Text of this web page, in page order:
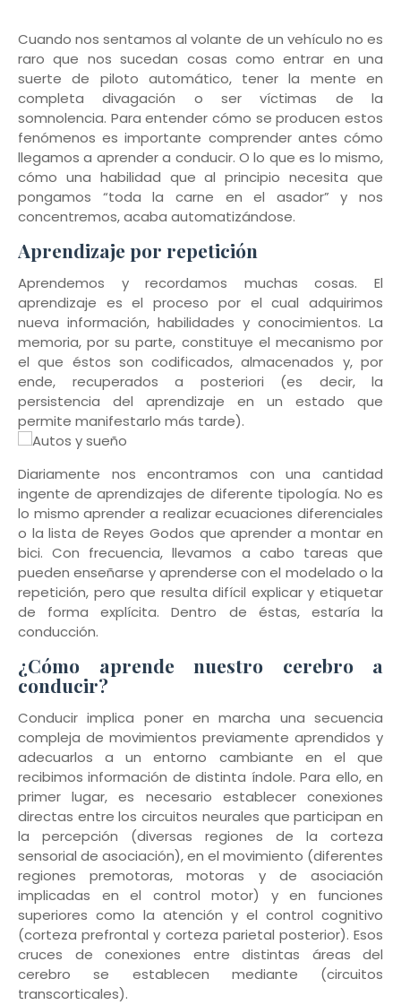
Cuando nos sentamos al volante de un vehículo no es
raro que nos sucedan cosas como entrar en una
suerte de piloto automático, tener la mente en
completa divagación o ser víctimas de la
somnolencia. Para entender cómo se producen estos
fenómenos es importante comprender antes cómo
llegamos a aprender a conducir. O lo que es lo mismo,
cómo una habilidad que al principio necesita que
pongamos “toda la carne en el asador” y nos
concentremos, acaba automatizándose.
Aprendizaje por repetición
Aprendemos y recordamos muchas cosas. El
aprendizaje es el proceso por el cual adquirimos
nueva información, habilidades y conocimientos. La
memoria, por su parte, constituye el mecanismo por
el que éstos son codificados, almacenados y, por
ende, recuperados a posteriori (es decir, la
persistencia del aprendizaje en un estado que
permite manifestarlo más tarde).
Diariamente nos encontramos con una cantidad
ingente de aprendizajes de diferente tipología. No es
lo mismo aprender a realizar ecuaciones diferenciales
o la lista de Reyes Godos que aprender a montar en
bici. Con frecuencia, llevamos a cabo tareas que
pueden enseñarse y aprenderse con el modelado o la
repetición, pero que resulta difícil explicar y etiquetar
de forma explícita. Dentro de éstas, estaría la
conducción.
¿Cómo aprende nuestro cerebro a
conducir?
Conducir implica poner en marcha una secuencia
compleja de movimientos previamente aprendidos y
adecuarlos a un entorno cambiante en el que
recibimos información de distinta índole. Para ello, en
primer lugar, es necesario establecer conexiones
directas entre los circuitos neurales que participan en
la percepción (diversas regiones de la corteza
sensorial de asociación), en el movimiento (diferentes
regiones premotoras, motoras y de asociación
implicadas en el control motor) y en funciones
superiores como la atención y el control cognitivo
(corteza prefrontal y corteza parietal posterior). Esos
cruces de conexiones entre distintas áreas del
cerebro se establecen mediante (circuitos
transcorticales).